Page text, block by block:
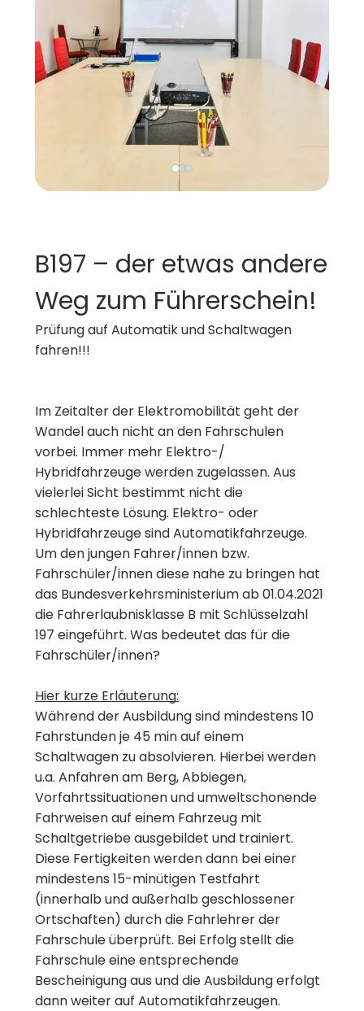
B197 – der etwas andere
Weg zum Führerschein!
Prüfung auf Automatik und Schaltwagen
fahren!!!
Im Zeitalter der Elektromobilität geht der
Wandel auch nicht an den Fahrschulen
vorbei. Immer mehr Elektro-/
Hybridfahrzeuge werden zugelassen. Aus
vielerlei Sicht bestimmt nicht die
schlechteste Lösung. Elektro- oder
Hybridfahrzeuge sind Automatikfahrzeuge.
Um den jungen Fahrer/innen bzw.
Fahrschüler/innen diese nahe zu bringen hat
das Bundesverkehrsministerium ab 01.04.2021
die Fahrerlaubnisklasse B mit Schlüsselzahl
197 eingeführt. Was bedeutet das für die
Fahrschüler/innen?
Hier kurze Erläuterung:
Während der Ausbildung sind mindestens 10
Fahrstunden je 45 min auf einem
Schaltwagen zu absolvieren. Hierbei werden
u.a. Anfahren am Berg, Abbiegen,
Vorfahrtssituationen und umweltschonende
Fahrweisen auf einem Fahrzeug mit
Schaltgetriebe ausgebildet und trainiert.
Diese Fertigkeiten werden dann bei einer
mindestens 15-minütigen Testfahrt
(innerhalb und außerhalb geschlossener
Ortschaften) durch die Fahrlehrer der
Fahrschule überprüft. Bei Erfolg stellt die
Fahrschule eine entsprechende
Bescheinigung aus und die Ausbildung erfolgt
dann weiter auf Automatikfahrzeugen.